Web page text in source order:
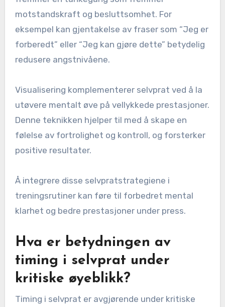
motstandskraft og besluttsomhet. For
eksempel kan gjentakelse av fraser som “Jeg er
forberedt” eller “Jeg kan gjøre dette” betydelig
redusere angstnivåene.
Visualisering komplementerer selvprat ved å la
utøvere mentalt øve på vellykkede prestasjoner.
Denne teknikken hjelper til med å skape en
følelse av fortrolighet og kontroll, og forsterker
positive resultater.
Å integrere disse selvpratstrategiene i
treningsrutiner kan føre til forbedret mental
klarhet og bedre prestasjoner under press.
Hva er betydningen av
timing i selvprat under
kritiske øyeblikk?
Timing i selvprat er avgjørende under kritiske